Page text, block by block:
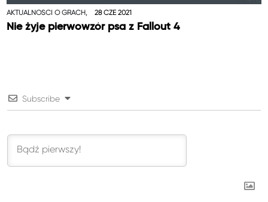
AKTUALNOŚCI O GRACH, 28 CZE 2021
Nie żyje pierwowzór psa z Fallout 4
Subscribe